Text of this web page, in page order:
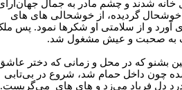
خانه شدند و چشم مادر به جمال
خوشحال گردیده، از خوشحالی ‌های ‌های
آورد و از سلامتی او شکرها نمود. پس
به صحبت و عیش مشغول شد.
بشنو که در محل و زمانی که دختر
چون داخل حمام شد، شروع در بی‌تابی
درد دل فریاد می‌زد و ‌های ‌های می‌گریست.